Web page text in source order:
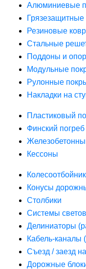
Алюминиевые
Грязезащитные
Резиновые
Стальные
Поддоны и
Модульные
Рулонные
Накладки на
Пластиковый
Финский погреб
Кессоны
Конусы
Столбики
Системы
Делиниаторы
Кабель-каналы
Съезд / заезд
Дорожные